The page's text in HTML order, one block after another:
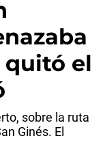
quitó el
sobre la ruta
Ginés. El